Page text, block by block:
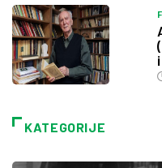
KATEGORIJE